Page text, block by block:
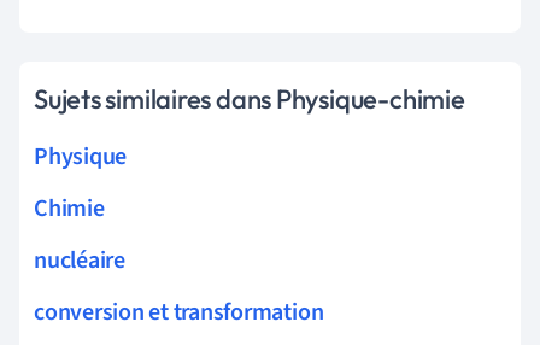
Sujets similaires dans Physique-chimie
Physique
Chimie
nucléaire
conversion et transformation